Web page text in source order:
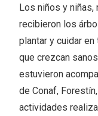
Los niños y
recibieron los
plantar y cuidar
que crezcan
estuvieron
de Conaf,
actividades